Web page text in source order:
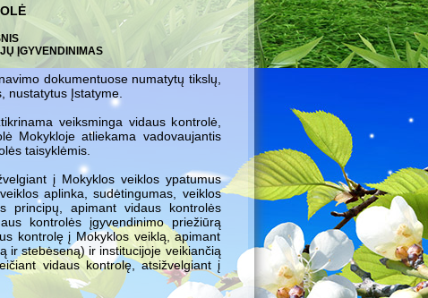
ĮGYVENDINIMAS
dokumentuose numatytų tikslų,
nustatytus Įstatyme.
veiksminga vidaus kontrolė,
Mokykloje atliekama vadovaujantis
taisyklėmis.
į Mokyklos veiklos ypatumus
aplinka, sudėtingumas, veiklos
principų, apimant vidaus kontrolės
kontrolės įgyvendinimo priežiūrą
kontrolę į Mokyklos veiklą, apimant
ir stebėseną) ir institucijoje veikiančią
vidaus kontrolę, atsižvelgiant į